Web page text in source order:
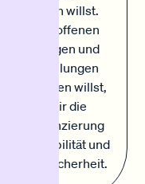
verpassen willst.
Wenn du offenen
Rechnungen und
späte Zahlungen
überbrücken willst,
bietet dir die
Sofortfinanzierung
diese Flexibilität und
Planungssicherheit.